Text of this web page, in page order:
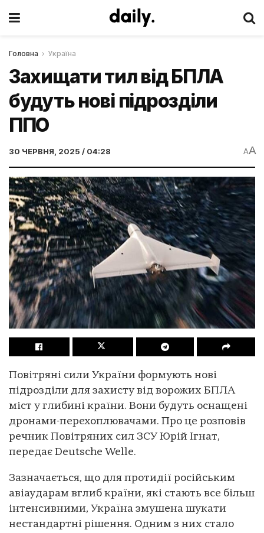
Головна Україна
Захищати тил від БПЛА
будуть нові підрозділи
ППО
30 ЧЕРВНЯ, 2025 / 04:28 AA
Повітряні сили України формують нові
підрозділи для захисту від ворожих БПЛА
міст у глибині країни. Вони будуть оснащені
дронами-перехоплювачами. Про це розповів
речник Повітряних сил ЗСУ Юрій Ігнат,
передає Deutsche Welle.
Зазначається, що для протидії російським
авіаударам вглиб країни, які стають все більш
інтенсивними, Україна змушена шукати
нестандартні рішення. Одним з них стало